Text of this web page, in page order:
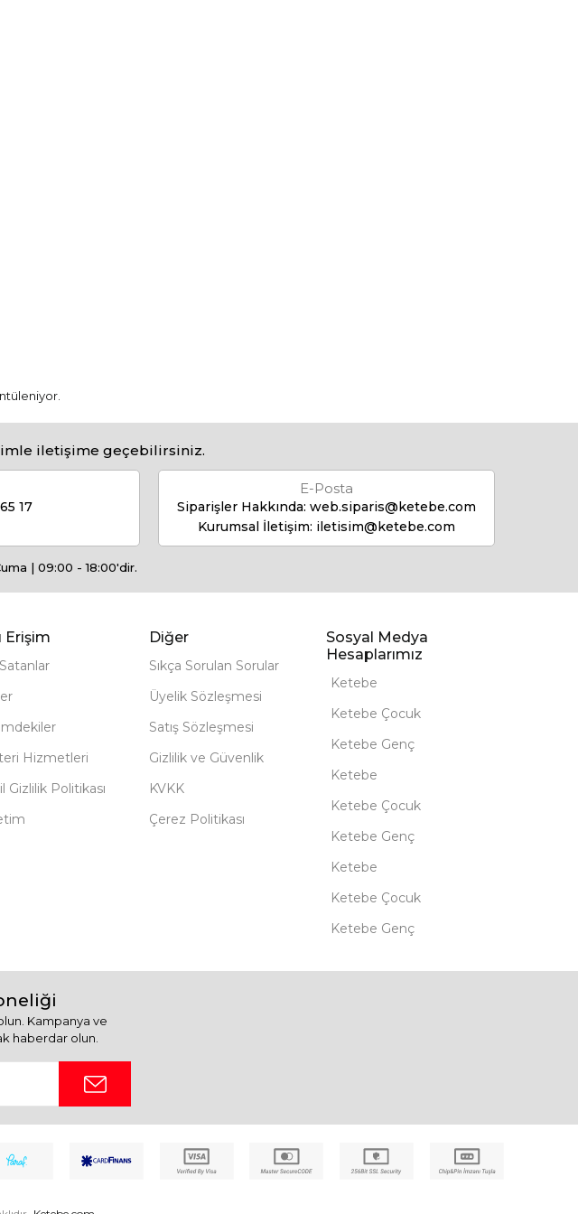
iletişime geçebilirsiniz.
17
E-Posta
Siparişler Hakkında: web.siparis@ketebe.com
Kurumsal İletişim: iletisim@ketebe.com
| 09:00 - 18:00'dir.
Erişim
Hizmetleri
Gizlilik Politikası
Diğer
Sıkça Sorulan Sorular
Üyelik Sözleşmesi
Satış Sözleşmesi
Gizlilik ve Güvenlik
KVKK
Çerez Politikası
Sosyal Medya
Hesaplarımız
Ketebe
Ketebe Çocuk
Ketebe Genç
Ketebe
Ketebe Çocuk
Ketebe Genç
Ketebe
Ketebe Çocuk
Ketebe Genç
Kampanya ve
haberdar olun.